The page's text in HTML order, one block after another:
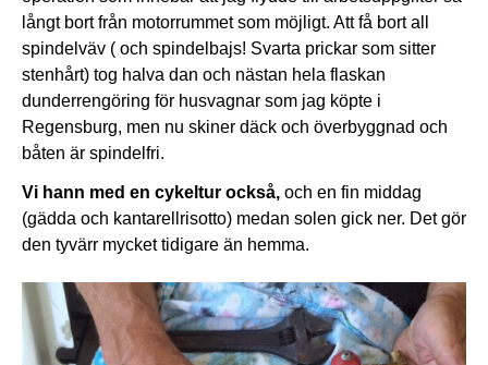
långt bort från motorrummet som möjligt. Att få bort all
spindelväv ( och spindelbajs! Svarta prickar som sitter
stenhårt) tog halva dan och nästan hela flaskan
dunderrengöring för husvagnar som jag köpte i
Regensburg, men nu skiner däck och överbyggnad och
båten är spindelfri.
Vi hann med en cykeltur också, och en fin middag
(gädda och kantarellrisotto) medan solen gick ner. Det gör
den tyvärr mycket tidigare än hemma.